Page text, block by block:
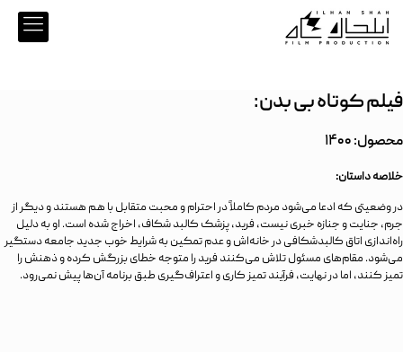
فیلم کوتاه بی بدن:
محصول: ۱۴۰۰
خلاصه داستان:
در وضعیتی که ادعا می‌شود مردم کاملاً در احترام و محبت متقابل با هم هستند و دیگر از
جرم، جنایت و جنازه خبری نیست، فرید، پزشک کالبد شکاف، اخراج شده است. او به دلیل
راه‌اندازی اتاق کالبدشکافی در خانه‌اش و عدم تمکین به شرایط خوب جدید جامعه دستگیر
می‌شود. مقام‌های مسئول تلاش می‌کنند فرید را متوجه خطای بزرگش کرده و ذهنش را
تمیز کنند، اما در نهایت، فرآیند تمیز کاری و اعتراف‌گیری طبق برنامه آن‌ها پیش نمی‌رود.